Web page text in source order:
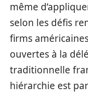
même
selon les défis
firms
ouvertes à la
traditionnelle
hiérarchie est